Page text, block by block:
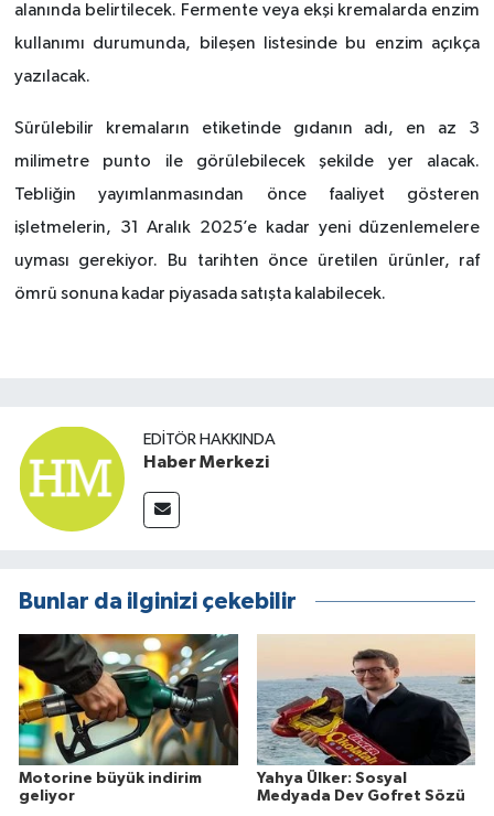
alanında belirtilecek. Fermente veya ekşi kremalarda enzim
kullanımı durumunda, bileşen listesinde bu enzim açıkça
yazılacak.
Sürülebilir kremaların etiketinde gıdanın adı, en az 3
milimetre punto ile görülebilecek şekilde yer alacak.
Tebliğin yayımlanmasından önce faaliyet gösteren
işletmelerin, 31 Aralık 2025’e kadar yeni düzenlemelere
uyması gerekiyor. Bu tarihten önce üretilen ürünler, raf
ömrü sonuna kadar piyasada satışta kalabilecek.
EDITÖR HAKKINDA
Haber Merkezi
Bunlar da ilginizi çekebilir
Motorine büyük indirim
geliyor
Yahya Ülker: Sosyal
Medyada Dev Gofret Sözü